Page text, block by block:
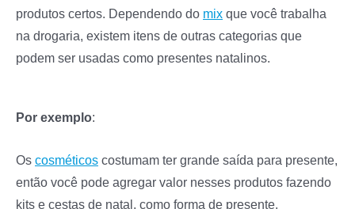
produtos certos. Dependendo do mix que você trabalha
na drogaria, existem itens de outras categorias que
podem ser usadas como presentes natalinos.
Por exemplo:
Os cosméticos costumam ter grande saída para presente,
então você pode agregar valor nesses produtos fazendo
kits e cestas de natal, como forma de presente.